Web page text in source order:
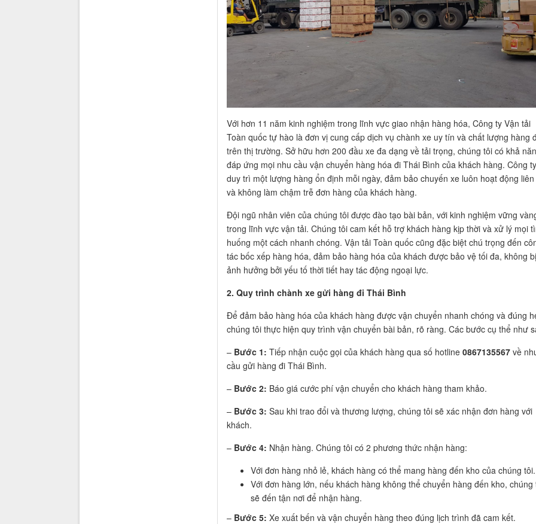
Với hơn 11 năm kinh nghiệm trong lĩnh vực giao nhận hàng hóa, Công ty Vận tải
Toàn quốc tự hào là đơn vị cung cấp dịch vụ chành xe uy tín và chất lượng hàng
trên thị trường. Sở hữu hơn 200 đầu xe đa dạng về tải trọng, chúng tôi có khả
đáp ứng mọi nhu cầu vận chuyển hàng hóa đi Thái Bình của khách hàng. Công ty
duy trì một lượng hàng ổn định mỗi ngày, đảm bảo chuyến xe luôn hoạt động
và không làm chậm trễ đơn hàng của khách hàng.
Đội ngũ nhân viên của chúng tôi được đào tạo bài bản, với kinh nghiệm vững
trong lĩnh vực vận tải. Chúng tôi cam kết hỗ trợ khách hàng kịp thời và xử lý mọi
huống một cách nhanh chóng. Vận tải Toàn quốc cũng đặc biệt chú trọng đến
tác bốc xếp hàng hóa, đảm bảo hàng hóa của khách được bảo vệ tối đa, không bị
ảnh hưởng bởi yếu tố thời tiết hay tác động ngoại lực.
2. Quy trình chành xe gửi hàng đi Thái Bình
Để đảm bảo hàng hóa của khách hàng được vận chuyển nhanh chóng và đúng
chúng tôi thực hiện quy trình vận chuyển bài bản, rõ ràng. Các bước cụ thể như
– Bước 1: Tiếp nhận cuộc gọi của khách hàng qua số hotline 0867135567về
cầu gửi hàng đi Thái Bình.
– Bước 2: Báo giá cước phí vận chuyển cho khách hàng tham khảo.
– Bước 3: Sau khi trao đổi và thương lượng, chúng tôi sẽ xác nhận đơn hàng với
khách.
– Bước 4: Nhận hàng. Chúng tôi có 2 phương thức nhận hàng:
Với đơn hàng nhỏ lẻ, khách hàng có thể mang hàng đến kho của chúng tôi.
Với đơn hàng lớn, nếu khách hàng không thể chuyển hàng đến kho, chúng
sẽ đến tận nơi để nhận hàng.
– Bước 5: Xe xuất bến và vận chuyển hàng theo đúng lịch trình đã cam kết.